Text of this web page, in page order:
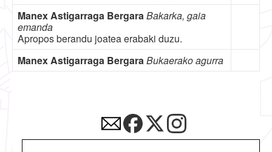
Manex Astigarraga BergaraBakarka, gaia
emanda
Apropos berandu joatea erabaki duzu.
Manex Astigarraga BergaraBukaerako agurra